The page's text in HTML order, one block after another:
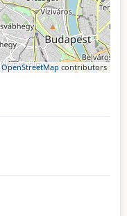
OpenStreetMapcontributors